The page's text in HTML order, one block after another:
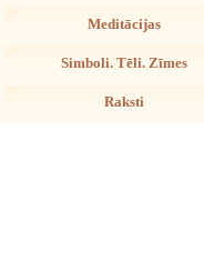
Meditācijas
Simboli. Tēli. Zīmes
Raksti